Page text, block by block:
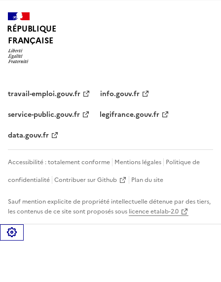
RÉPUBLIQUE
FRANÇAISE
travail-emploi.gouv.fr
info.gouv.fr
service-public.gouv.fr
legifrance.gouv.fr
data.gouv.fr
Accessibilité : totalement conforme Mentions légales Politique de
confidentialité Contribuer sur Github Plan du site
Sauf mention explicite de propriété intellectuelle détenue par des tiers,
les contenus de ce site sont proposés sous licence etalab-2.0
Gérer les cookies